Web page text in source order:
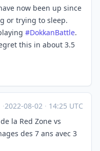
now been up since
or trying to sleep.
#DokkanBattle.
this in about 3.5
·2022-08-02 · 14:25 UTC
la Red Zone vs
des 7 ans avec 3